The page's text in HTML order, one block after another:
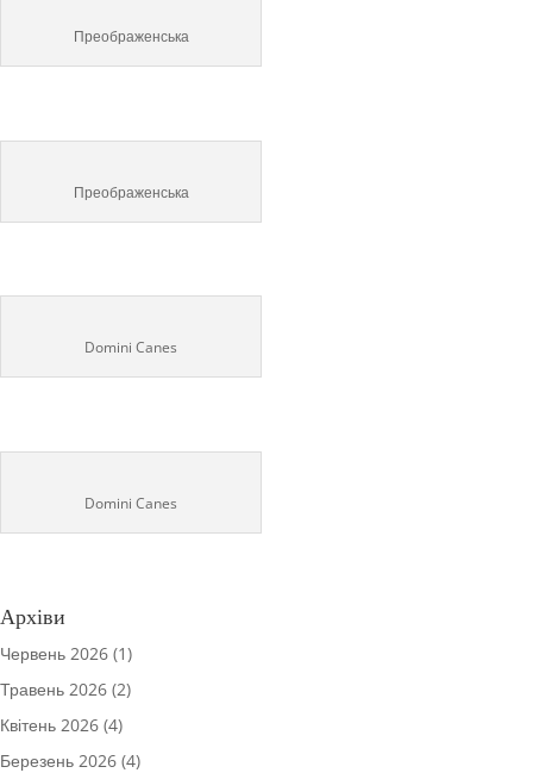
Преображенська
Преображенська
Domini Canes
Domini Canes
Архіви
Червень 2026 (1)
Травень 2026 (2)
Квітень 2026 (4)
Березень 2026 (4)